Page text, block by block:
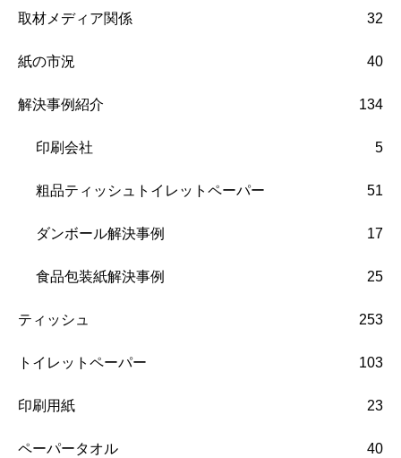
取材メディア関係 32
紙の市況 40
解決事例紹介 134
印刷会社 5
粗品ティッシュトイレットペーパー 51
ダンボール解決事例 17
食品包装紙解決事例 25
ティッシュ 253
トイレットペーパー 103
印刷用紙 23
ペーパータオル 40